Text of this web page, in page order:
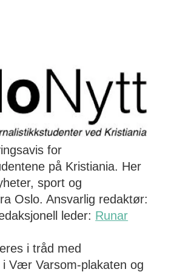
for
på Kristiania. Her
sport og
Oslo. Ansvarlig redaktør:
leder: Runar
i tråd med
i Vær Varsom-plakaten og